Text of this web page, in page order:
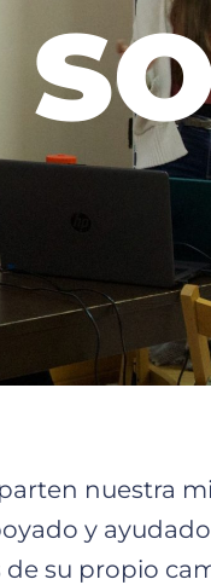
nuestra
y
su propio